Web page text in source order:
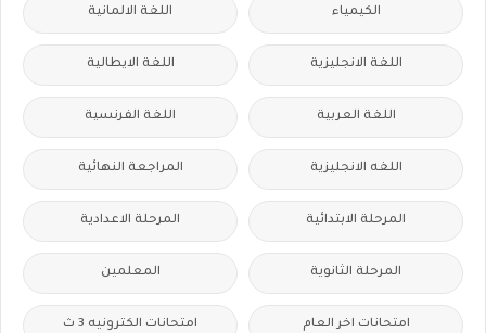
الكيمياء اللغة الالمانية
اللغة الانجليزية اللغة الايطالية
اللغة العربية اللغة الفرنسية
اللغه الانجليزية المراجعة النهائية
المرحلة الابتدائية المرحلة الاعدادية
المرحلة الثانوية المعلمين
امتحانات اخر العام امتحانات الكترونيه 3 ث